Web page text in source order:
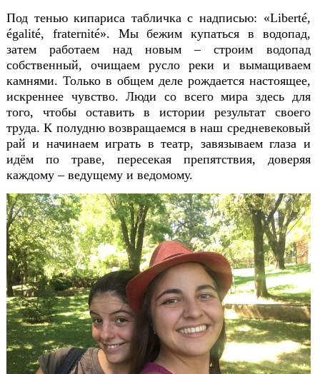
Под тенью кипариса табличка с надписью: «Liberté,
égalité, fraternité». Мы бежим купаться в водопад,
затем работаем над новым – строим водопад
собственный, очищаем русло реки и вымащиваем
камнями. Только в общем деле рождается настоящее,
искреннее чувство. Люди со всего мира здесь для
того, чтобы оставить в истории результат своего
труда. К полудню возвращаемся в наш средневековый
рай и начинаем играть в театр, завязываем глаза и
идём по траве, пересекая препятствия, доверяя
каждому – ведущему и ведомому.